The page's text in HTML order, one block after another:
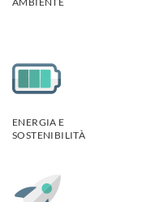
ENERGIA E
SOSTENIBILITÀ